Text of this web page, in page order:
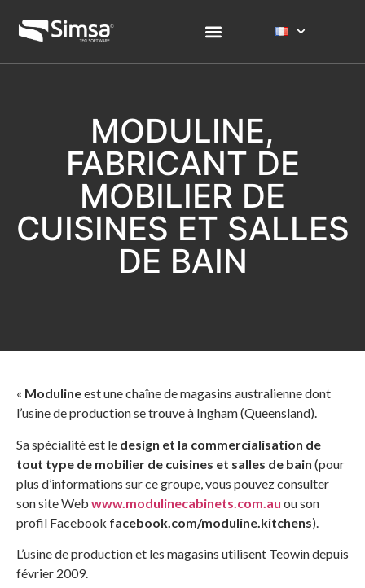
MODULINE,
FABRICANT DE
MOBILIER DE
CUISINES ET SALLES
DE BAIN
« Modulineest une chaîne de magasins australienne dont
l’usine de production se trouve à Ingham (Queensland).
Sa spécialité est le design et la commercialisation de
tout type de mobilier de cuisines et salles de bain (pour
plus d’informations sur ce groupe, vous pouvez consulter
son site Web www.modulinecabinets.com.au ou son
profil Facebook facebook.com/moduline.kitchens).
L’usine de production et les magasins utilisent Teowin depuis
février 2009.